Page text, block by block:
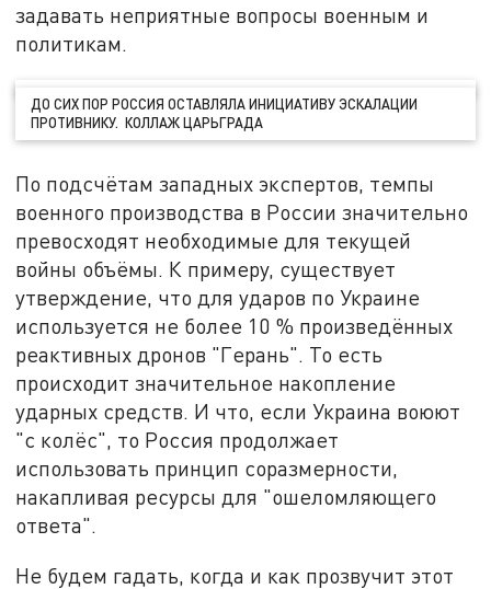
задавать неприятные вопросы военным и
политикам.
ДО СИХ ПОР РОССИЯ ОСТАВЛЯЛА ИНИЦИАТИВУ ЭСКАЛАЦИИ
ПРОТИВНИКУ. КОЛЛАЖ ЦАРЬГРАДА
По подсчётам западных экспертов, темпы
военного производства в России значительно
превосходят необходимые для текущей
войны объёмы. К примеру, существует
утверждение, что для ударов по Украине
используется не более 10 % произведённых
реактивных дронов "Герань". То есть
происходит значительное накопление
ударных средств. И что, если Украина воюют
"с колёс", то Россия продолжает
использовать принцип соразмерности,
накапливая ресурсы для "ошеломляющего
ответа".
Не будем гадать, когда и как прозвучит этот